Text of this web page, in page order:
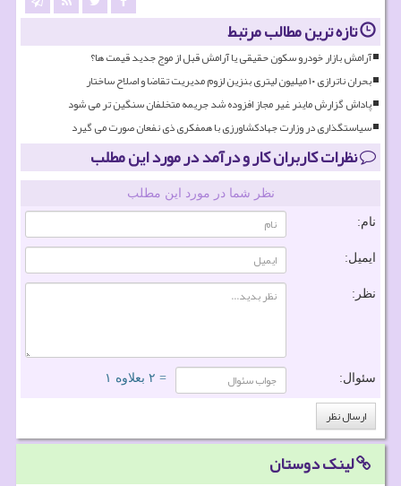
تازه ترین مطالب مرتبط
آرامش بازار خودرو سکون حقیقی یا آرامش قبل از موج جدید قیمت ها؟
بحران ناترازی ۱۰ میلیون لیتری بنزین لزوم مدیریت تقاضا و اصلاح ساختار
پاداش گزارش ماینر غیر مجاز افزوده شد جریمه متخلفان سنگین تر می شود
سیاستگذاری در وزارت جهادکشاورزی با همفکری ذی نفعان صورت می گیرد
نظرات کاربران کار و درآمد در مورد این مطلب
نظر شما در مورد این مطلب
نام:
ایمیل:
نظر:
سئوال: = ۲ بعلاوه ۱
لینک دوستان